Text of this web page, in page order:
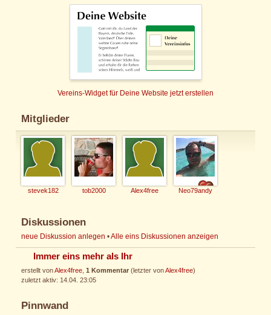
Vereins-Widget für Deine Website jetzt erstellen
Mitglieder
stevek182 tob2000 Alex4free Neo79andy
Diskussionen
neue Diskussion anlegen •Alle eins Diskussionen anzeigen
Immer eins mehr als Ihr
erstellt vonAlex4free 1 Kommentar (letzter vonAlex4free)
zuletzt aktiv: 14.04. 23:05
Pinnwand